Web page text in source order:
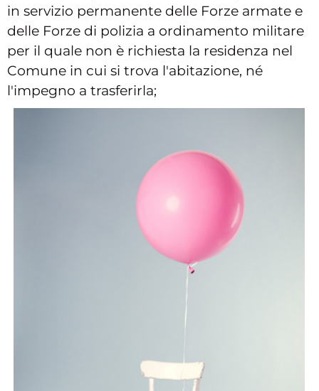
in servizio permanente delle Forze armate e
delle Forze di polizia a ordinamento militare
per il quale non è richiesta la residenza nel
Comune in cui si trova l'abitazione, né
l'impegno a trasferirla;